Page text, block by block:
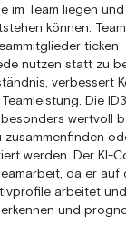
im Team liegen
können.
ticken
nutzen statt zu
verbessert
Die
wertvoll
zusammenfinden
werden. Der KI-
da er auf
arbeitet und
erkennen und